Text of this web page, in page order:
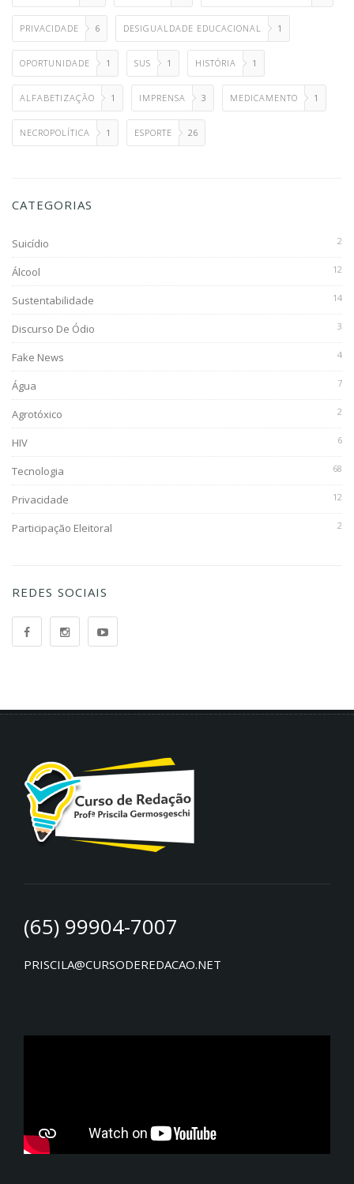
PRIVACIDADE 6 DESIGUALDADE EDUCACIONAL 1
OPORTUNIDADE 1 SUS 1 HISTÓRIA 1
ALFABETIZAÇÃO 1 IMPRENSA 3 MEDICAMENTO 1
NECROPOLÍTICA 1 ESPORTE 26
CATEGORIAS
Suicídio 2
Álcool 12
Sustentabilidade 14
Discurso De Ódio 3
Fake News 4
Água 7
Agrotóxico 2
HIV 6
Tecnologia 68
Privacidade 12
Participação Eleitoral 2
REDES SOCIAIS
(65) 99904-7007
PRISCILA@CURSODEREDACAO.NET